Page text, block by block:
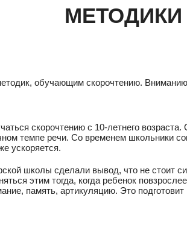
обучающим скорочтению.
скорочтению с 10-летнего
темпе речи. Со временем школьники
ускоряется.
школы сделали вывод, что не стоит
этим тогда, когда ребенок
память, артикуляцию. Это